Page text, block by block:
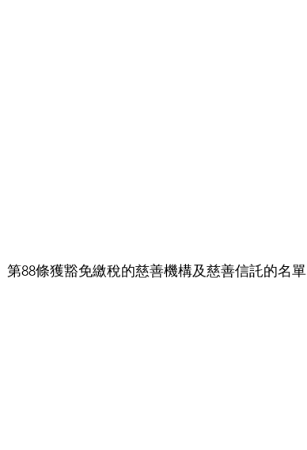
88條獲豁免繳稅的慈善機構及慈善信託的名單